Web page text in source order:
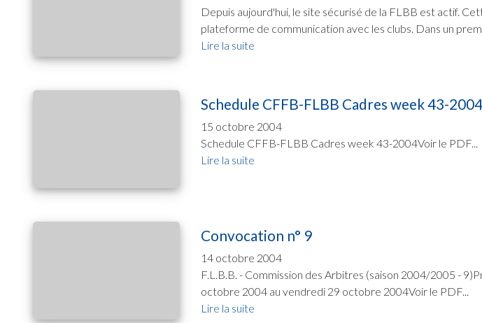
Depuis aujourd'hui, le site sécurisé de la FLBB est actif.
plateforme de communication avec les clubs. Dans un
Lire la suite
Schedule CFFB-FLBB Cadres week 43-2004
15 octobre 2004
Schedule CFFB-FLBB Cadres week 43-2004Voir le PDF...
Lire la suite
Convocation n° 9
14 octobre 2004
F.L.B.B. - Commission des Arbitres (saison 2004/2005 -
octobre 2004 au vendredi 29 octobre 2004Voir le PDF...
Lire la suite